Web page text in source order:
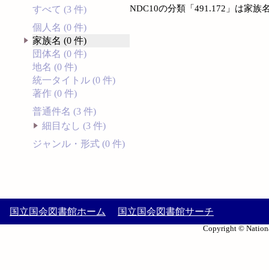
すべて (3 件)
個人名 (0 件)
家族名 (0 件)
団体名 (0 件)
地名 (0 件)
統一タイトル (0 件)
著作 (0 件)
普通件名 (3 件)
細目なし (3 件)
ジャンル・形式 (0 件)
NDC10の分類「491.172」は家族
国立国会図書館ホーム 国立国会図書館サーチ
Copyright ©